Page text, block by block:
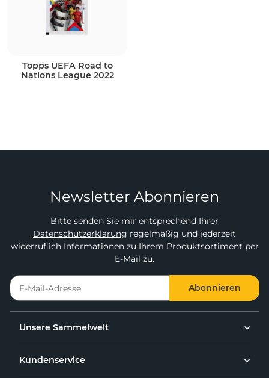
Topps UEFA Road to
Nations League 2022
Newsletter Abonnieren
Bitte senden Sie mir entsprechend Ihrer
Datenschutzerklärung regelmäßig und jederzeit
widerruflich Informationen zu Ihrem Produktsortiment per
E-Mail zu.
Abonnieren
Unsere Sammelwelt
Kundenservice